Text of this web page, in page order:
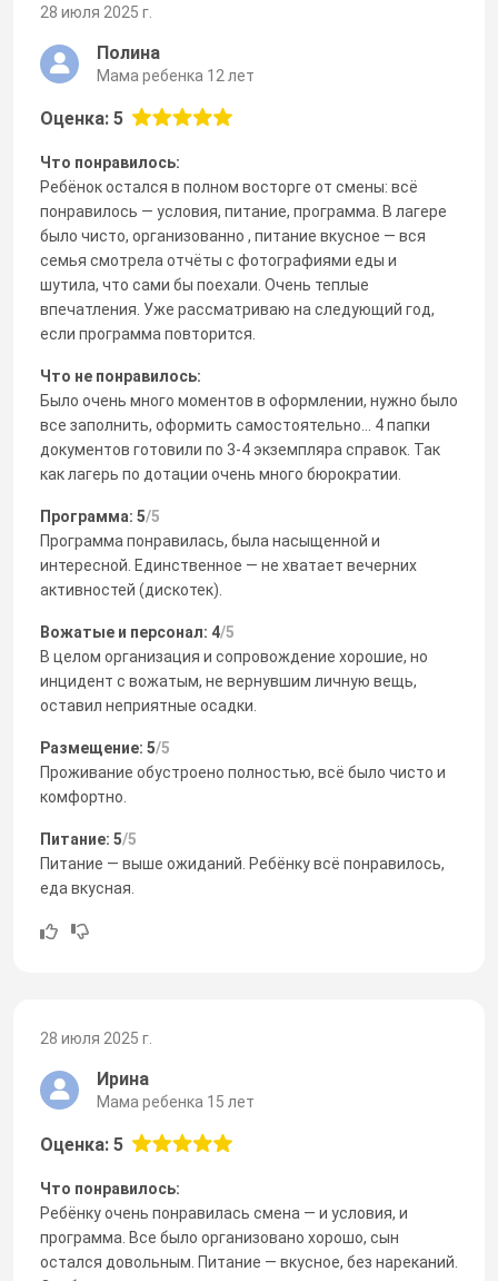
28 июля 2025 г.
Полина
Мама ребенка 12 лет
Оценка: 5
Что понравилось:
Ребёнок остался в полном восторге от смены: всё
понравилось — условия, питание, программа. В лагере
было чисто, организованно , питание вкусное — вся
семья смотрела отчёты с фотографиями еды и
шутила, что сами бы поехали. Очень теплые
впечатления. Уже рассматриваю на следующий год,
если программа повторится.
Что не понравилось:
Было очень много моментов в оформлении, нужно было
все заполнить, оформить самостоятельно... 4 папки
документов готовили по 3-4 экземпляра справок. Так
как лагерь по дотации очень много бюрократии.
Программа: 5/5
Программа понравилась, была насыщенной и
интересной. Единственное — не хватает вечерних
активностей (дискотек).
Вожатые и персонал: 4/5
В целом организация и сопровождение хорошие, но
инцидент с вожатым, не вернувшим личную вещь,
оставил неприятные осадки.
Размещение: 5/5
Проживание обустроено полностью, всё было чисто и
комфортно.
Питание: 5/5
Питание — выше ожиданий. Ребёнку всё понравилось,
еда вкусная.
28 июля 2025 г.
Ирина
Мама ребенка 15 лет
Оценка: 5
Что понравилось:
Ребёнку очень понравилась смена — и условия, и
программа. Все было организовано хорошо, сын
остался довольным. Питание — вкусное, без нареканий.